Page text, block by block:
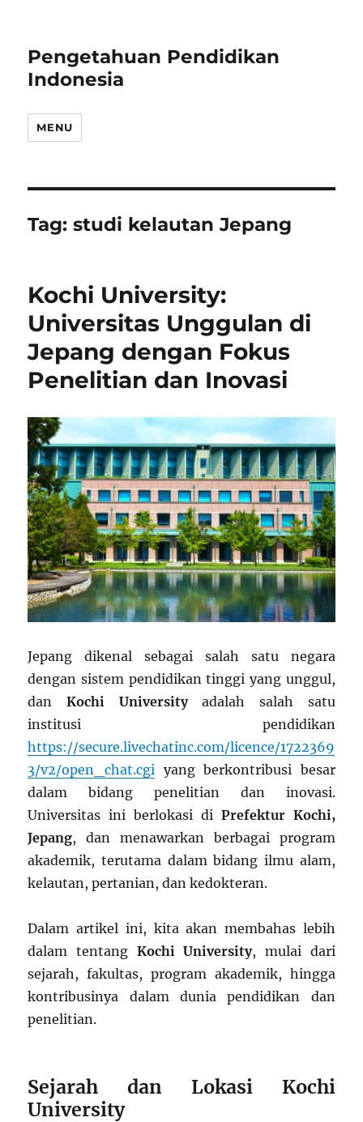
Pengetahuan Pendidikan
Indonesia
MENU
Tag:studi kelautan Jepang
Kochi University:
Universitas Unggulan di
Jepang dengan Fokus
Penelitian dan Inovasi
Jepang dikenal sebagai salah satu negara
dengan sistem pendidikan tinggi yang unggul,
danKochi Universityadalah salah satu
institusi pendidikan
https://secure.livechatinc.com/licence/1722369
3/v2/open_chat.cgi yang berkontribusi besar
dalam bidang penelitian dan inovasi.
Universitas ini berlokasi di Prefektur Kochi,
Jepang, dan menawarkan berbagai program
akademik, terutama dalam bidang ilmu alam,
kelautan, pertanian, dan kedokteran.
Dalam artikel ini, kita akan membahas lebih
dalam tentang Kochi University, mulai dari
sejarah, fakultas, program akademik, hingga
kontribusinya dalam dunia pendidikan dan
penelitian.
Sejarah dan Lokasi Kochi
University